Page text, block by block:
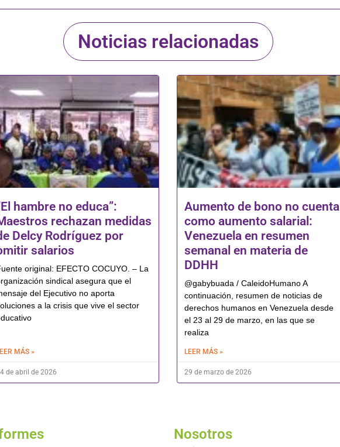
Noticias relacionadas
hambre no educa”:
rechazan medidas
Delcy Rodríguez por
salarios
original: EFECTO COCUYO. – La
sindical asegura que el
del Ejecutivo no aporta
a la crisis que vive el sector
MÁS »
de abril de 2026
Aumento de bono no cuenta
como aumento salarial:
Venezuela en resumen
semanal en materia de
DDHH
@gabybuada / CaleidoHumano A
continuación, resumen de noticias de
derechos humanos en Venezuela desde
el 23 al 29 de marzo, en las que se
realiza
LEER MÁS »
29 de marzo de 2026
Nosotros